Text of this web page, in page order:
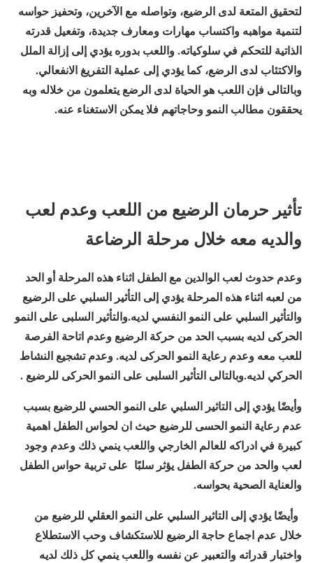
لتحقيق المتعة لدى الرضيع، وتواصله مع الآخرين، وتحفيز حواسه
لتنمية مواهبه واكتساب مهارات ومعارف جديدة، وتفعيل قدرته
الذاتية للتحكم في سلوكياته. واللعب بدوره يؤدي إلى إزالة الملل
والاكتئاب لدى الرضع، كما يؤدي إلى عملية التفريغ الانفعالي.
وبالتالى فإن اللعب هو الحياة لدى الرضع يتعلمون من خلاله وبه
يحققون مطالب النمو وحاجاتهم فلا يمكن الاستغناء عنه.
تأثير حرمان الرضيع من اللعب وعدم لعب
والديه معه خلال مرحلة الرضاعة
وعدم حدوث لعب الوالدين مع الطفل اثناء هذه المرحلة أو الحد
من لعبه اثناء هذه المرحلة يؤدي إلى التأثير السلبي على الرضيع
والتأثير السلبي على النمو النفسي لديه.والتأثير السلبى على النمو
الحركى لديه بسبب الحد من حركة الرضيع وعدم اتاحة الفرصة
للعب معه وعدم رعاية النمو الحركى لديه. وعدم تشجيع النشاط
الحركي لديه.وبالتالى التأثير السلبى على النمو الحركى للرضيع .
وأيضًا يؤدي إلى التاثير السلبي على النمو الحسي للرضيع بسبب
عدم رعاية النمو الحسى للرضيع حيث ان لحواس الطفل اهمية
كبيرة في ادراكه للعالم الخارجي واللعب ينمي ذلك وعدم وجود
لعب والحد من حركة الطفل يؤثر سلبًا على تربية حواس الطفل
والعناية الصحية بحواسه.
وأيضًا يؤدي إلى التاثير السلبي على النمو العقلي للرضيع من
خلال عدم اجماع حاجة الرضيع للاستكشاف وحب الاستطلاع
واختبار قدراته والتعبير عن نفسه واللعب ينمي كل ذلك لديه